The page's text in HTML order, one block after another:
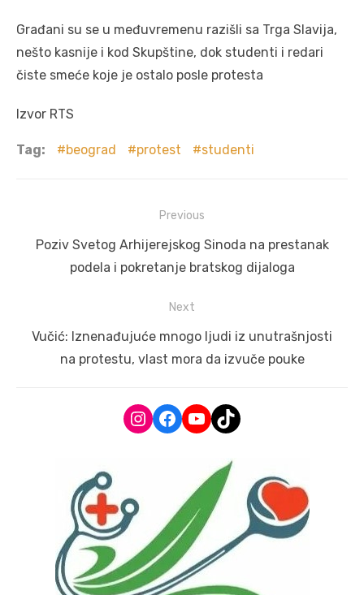
Građani su se u međuvremenu razišli sa Trga Slavija,
nešto kasnije i kod Skupštine, dok studenti i redari
čiste smeće koje je ostalo posle protesta
Izvor RTS
Tag: beograd protest studenti
navigation
Previous
Previous
Poziv Svetog Arhijerejskog Sinoda na prestanak
podela i pokretanje bratskog dijaloga
Next
Next
Vučić: Iznenađujuće mnogo ljudi iz unutrašnjosti
na protestu, vlast mora da izvuče pouke
Instagram
Facebook
YouTube
TikTok